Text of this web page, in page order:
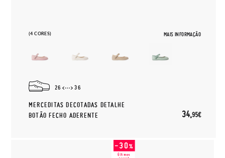
(4 CORES) MAIS INFORMAÇÃO
26 36
MERCEDITAS DECOTADAS DETALHE
BOTÃO FECHO ADERENTE
34,95€